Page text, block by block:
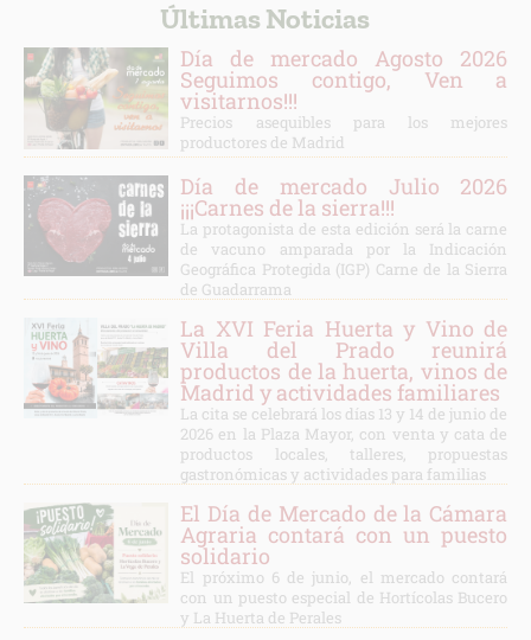
Últimas Noticias
Día de mercado Agosto 2026
Seguimos contigo, Ven a
visitarnos!!!
Precios asequibles para los mejores
productores de Madrid
Día de mercado Julio 2026
¡¡¡Carnes de la sierra!!!
La protagonista de esta edición será la carne
de vacuno amparada por la Indicación
Geográfica Protegida (IGP) Carne de la Sierra
de Guadarrama
La XVI Feria Huerta y Vino de
Villa del Prado reunirá
productos de la huerta, vinos de
Madrid y actividades familiares
La cita se celebrará los días 13 y 14 de junio de
2026 en la Plaza Mayor, con venta y cata de
productos locales, talleres, propuestas
gastronómicas y actividades para familias
El Día de Mercado de la Cámara
Agraria contará con un puesto
solidario
El próximo 6 de junio, el mercado contará
con un puesto especial de Hortícolas Bucero
y La Huerta de Perales